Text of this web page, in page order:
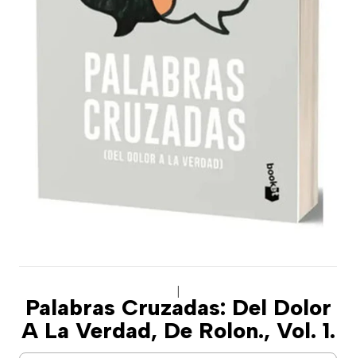
Palabras Cruzadas: Del Dolor
A La Verdad, De Rolon., Vol. 1.